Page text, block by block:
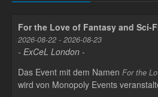
For the Love of Fantasy and Sci-
2026-08-22 - 2026-08-23
- ExCeL London -
Das Event mit dem Namen For the
wird von Monopoly Events